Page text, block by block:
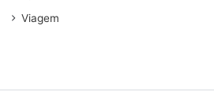
Viagem